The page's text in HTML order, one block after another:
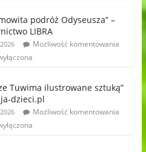
podróż Odyseusza” –
LIBRA
Możliwość komentowania
Tuwima ilustrowane sztuką”
dzieci.pl
Możliwość komentowania